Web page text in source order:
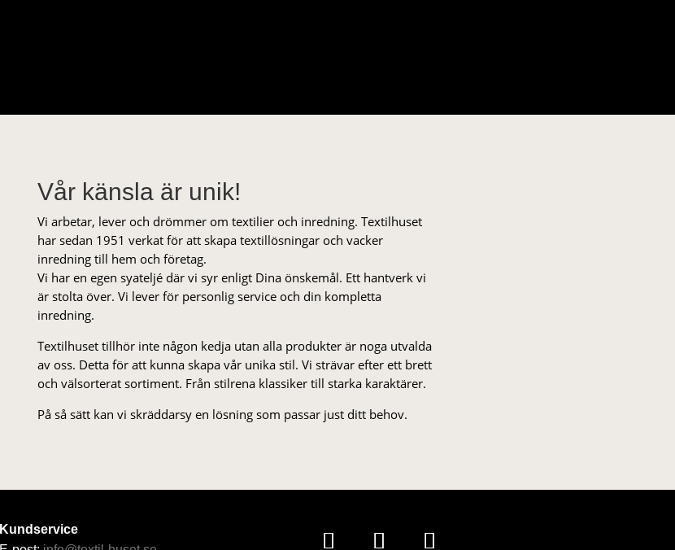
Vår känsla är unik!
Vi arbetar, lever och drömmer om textilier och inredning. Textilhuset
har sedan 1951 verkat för att skapa textillösningar och vacker
inredning till hem och företag.
Vi har en egen syateljé där vi syr enligt Dina önskemål. Ett hantverk vi
är stolta över. Vi lever för personlig service och din kompletta
inredning.
Textilhuset tillhör inte någon kedja utan alla produkter är noga utvalda
av oss. Detta för att kunna skapa vår unika stil. Vi strä­var efter ett brett
och välsorterat sor­ti­ment. Från stil­rena klas­siker till starka karaktärer.
På så sätt kan vi skräddarsy en lösning som passar just ditt behov.
Kundservice